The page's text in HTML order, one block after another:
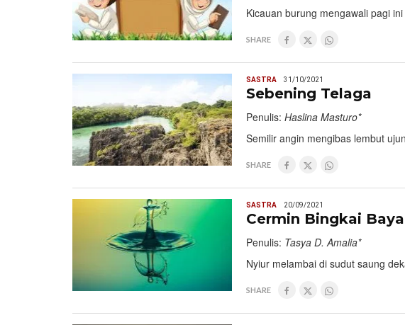
Kicauan burung mengawali pagi
SHARE
SASTRA 31/10/2021
Sebening Telaga
Penulis: Haslina Masturo*
Semilir angin mengibas lembut
SHARE
SASTRA 20/09/2021
Cermin Bingkai
Penulis: Tasya D. Amalia*
Nyiur melambai di sudut saung
SHARE